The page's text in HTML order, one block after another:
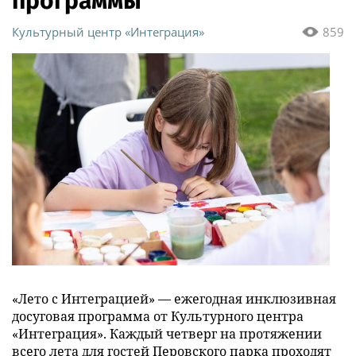
859
Культурный центр «Интеграция»
«Лето с Интеграцией» — ежегодная инклюзивная
досуговая программа от Культурного центра
«Интеграция». Каждый четверг на протяжении
всего лета для гостей Перовского парка проходят